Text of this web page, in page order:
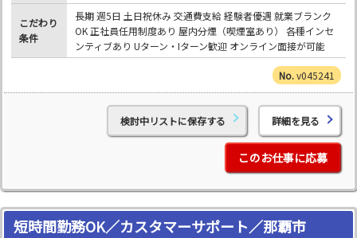
こだわり
条件
長期 週5日 土日祝休み 交通費支給 経験者優遇 就業ブランク
OK 正社員任用制度あり 屋内分煙（喫煙室あり） 各種インセ
ンティブあり Uターン・Iターン歓迎 オンライン面接が可能
v045241
検討中リストに保存する 詳細を見る
このお仕事に応募
短時間勤務OK／カスタマーサポート／那覇市